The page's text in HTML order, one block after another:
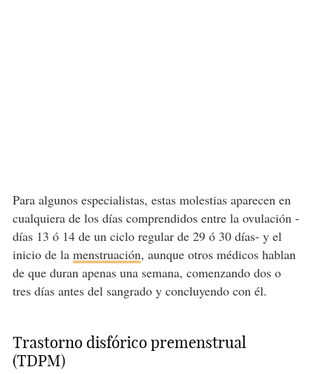
Para algunos especialistas, estas molestias aparecen en
cualquiera de los días comprendidos entre la ovulación -
días 13 ó 14 de un ciclo regular de 29 ó 30 días- y el
inicio de la menstruación, aunque otros médicos hablan
de que duran apenas una semana, comenzando dos o
tres días antes del sangrado y concluyendo con él.
Trastorno disfórico premenstrual
(TDPM)